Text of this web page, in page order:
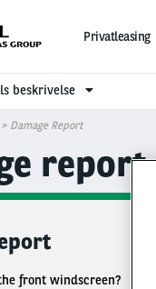
Privatleasing
beskrivelse
Damage Report
report
front windscreen?